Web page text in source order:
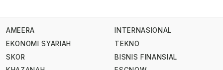
AMEERA
EKONOMI SYARIAH
SKOR
INTERNASIONAL
TEKNO
BISNIS FINANSIAL